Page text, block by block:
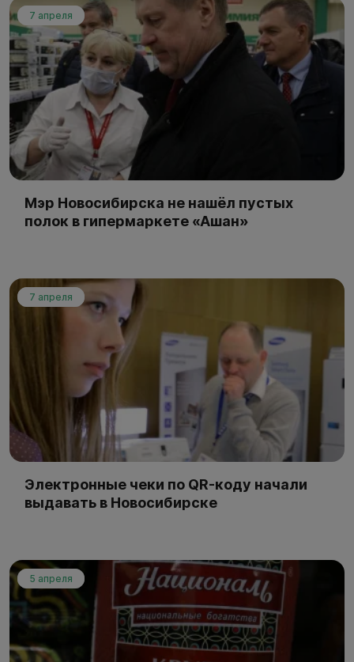
7 апреля
Мэр Новосибирска не нашёл пустых
полок в гипермаркете «Ашан»
7 апреля
Электронные чеки по QR-коду начали
выдавать в Новосибирске
5 апреля